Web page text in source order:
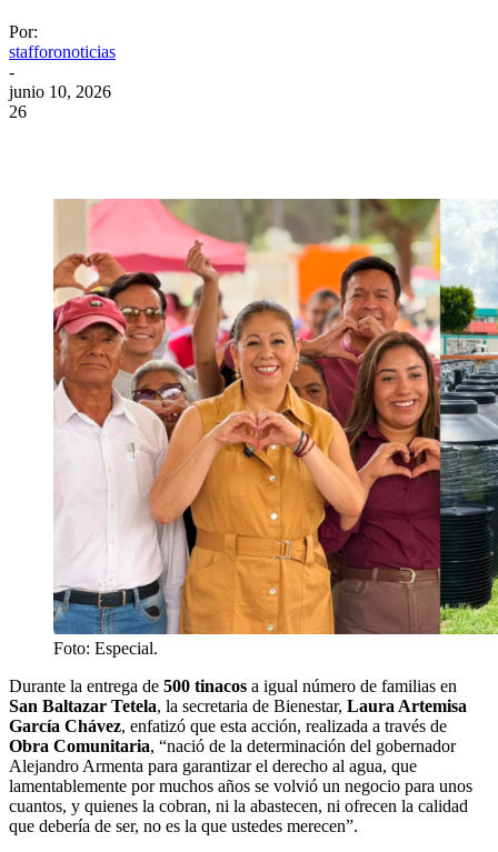
Por:
stafforonoticias
-
junio 10, 2026
26
Foto: Especial.
Durante la entrega de 500 tinacos a igual número de familias en
San Baltazar Tetela, la secretaria de Bienestar, Laura Artemisa
García Chávez, enfatizó que esta acción, realizada a través de
Obra Comunitaria, “nació de la determinación del gobernador
Alejandro Armenta para garantizar el derecho al agua, que
lamentablemente por muchos años se volvió un negocio para unos
cuantos, y quienes la cobran, ni la abastecen, ni ofrecen la calidad
que debería de ser, no es la que ustedes merecen”.